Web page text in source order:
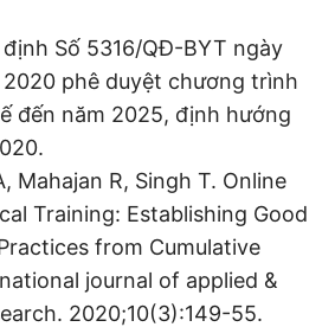
Số 5316/QĐ-BYT ngày
phê duyệt chương trình
đến năm 2025, định hướng
Mahajan R, Singh T. Online
Training: Establishing Good
from Cumulative
journal of applied &
2020;10(3):149-55.